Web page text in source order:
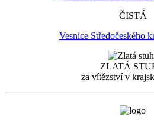
ČISTÁ
Vesnice Středočeského
ZLATÁ
za vítězství v